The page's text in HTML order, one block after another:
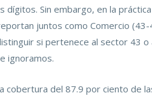
dígitos. Sin embargo, en la
juntos como Comercio
si pertenece al sector 43 o
ignoramos.
cobertura del 87.9 por ciento de